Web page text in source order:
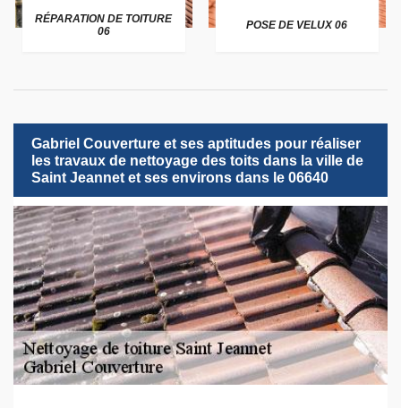
RÉPARATION DE TOITURE
06
POSE DE VELUX 06
Gabriel Couverture et ses aptitudes pour réaliser
les travaux de nettoyage des toits dans la ville de
Saint Jeannet et ses environs dans le 06640